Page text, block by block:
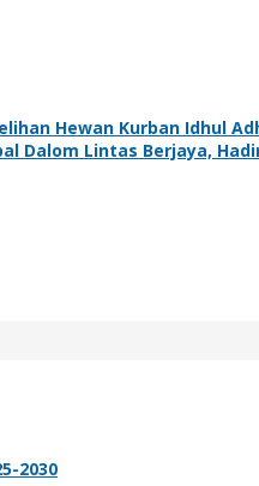
Hewan Kurban Idhul
Dalom Lintas Berjaya,
2030